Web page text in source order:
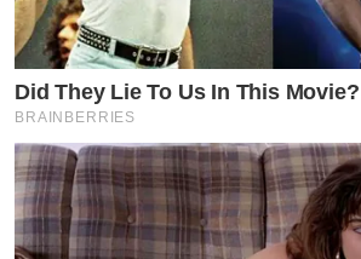
Did They Lie To Us In This Movie?
BRAINBERRIES